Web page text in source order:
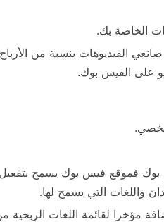
الخاصة بك.
الفيديوهات بنسبة من
على الفيس بوك.
فموقع فيس بوك يسمح
واللغات التي يسمح لها.
مؤخرا لقائمة اللغات